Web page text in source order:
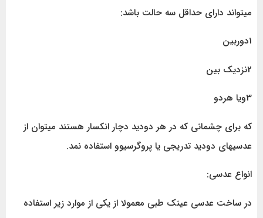
میتواند دارای حداقل سه حالت باشد:
1دوربین
2نزدیک بین
3ویا هردو
که برای چشمانی که در هر دودید دچار انکسار هستند میتوان از
عدسیهای دودید تدریجی یا پروگرسیوو استفاده نمد.
انواع عدسی:
در ساخت عدسی عینک طبی معمولا از یکی از موارد زیر استفاده